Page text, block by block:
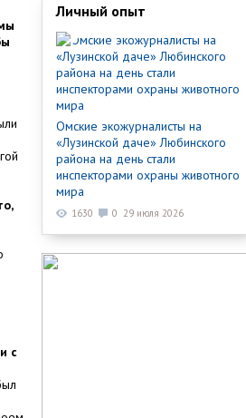
с
Личный опыт
Омские экожурналисты на
«Лузинской даче» Любинского
района на день стали
инспекторами охраны животного
мира
1630 0 29 июля 2026